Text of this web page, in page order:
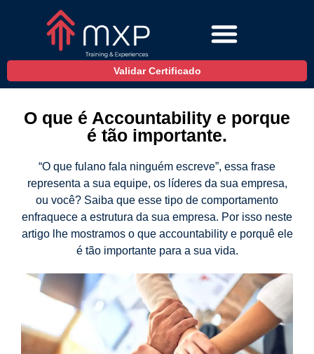
Validar Certificado
O que é Accountability e porque
é tão importante.
“O que fulano fala ninguém escreve”, essa frase
representa a sua equipe, os líderes da sua empresa,
ou você? Saiba que esse tipo de comportamento
enfraquece a estrutura da sua empresa. Por isso neste
artigo lhe mostramos o que accountability e porquê ele
é tão importante para a sua vida.